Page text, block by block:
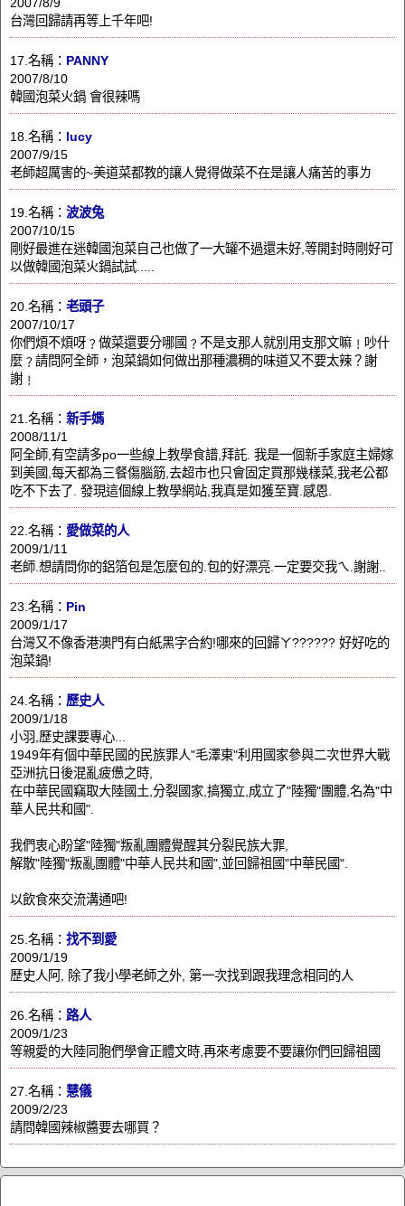
2007/8/9
台灣回歸請再等上千年吧!
17.名稱： PANNY
2007/8/10
韓國泡菜火鍋 會很辣嗎
18.名稱： lucy
2007/9/15
老師超厲害的~美道菜都教的讓人覺得做菜不在是讓人痛苦的事ㄌ
19.名稱： 波波兔
2007/10/15
剛好最進在迷韓國泡菜自己也做了一大罐不過還未好,等開封時剛好可
以做韓國泡菜火鍋試試.....
20.名稱： 老頭子
2007/10/17
你們煩不煩呀﹖做菜還要分哪國﹖不是支那人就別用支那文嘛﹗吵什
麼﹖請問阿全師，泡菜鍋如何做出那種濃稠的味道又不要太辣？謝
謝﹗
21.名稱： 新手媽
2008/11/1
阿全師,有空請多po一些線上教學食譜,拜託. 我是一個新手家庭主婦嫁
到美國,每天都為三餐傷腦筋,去超市也只會固定買那幾樣菜,我老公都
吃不下去了. 發現這個線上教學網站,我真是如獲至寶.感恩.
22.名稱： 愛做菜的人
2009/1/11
老師.想請問你的鋁箔包是怎麼包的.包的好漂亮.一定要交我ㄟ.謝謝..
23.名稱： Pin
2009/1/17
台灣又不像香港澳門有白紙黑字合約!哪來的回歸ㄚ?????? 好好吃的
泡菜鍋!
24.名稱： 歷史人
2009/1/18
小羽,歷史課要專心...
1949年有個中華民國的民族罪人"毛澤東"利用國家參與二次世界大戰
亞洲抗日後混亂疲憊之時,
在中華民國竊取大陸國土,分裂國家,搞獨立,成立了"陸獨"團體,名為"中
華人民共和國".
我們衷心盼望"陸獨"叛亂團體覺醒其分裂民族大罪,
解散"陸獨"叛亂團體"中華人民共和國",並回歸祖國"中華民國".
以飲食來交流溝通吧!
25.名稱： 找不到愛
2009/1/19
歷史人阿, 除了我小學老師之外, 第一次找到跟我理念相同的人
26.名稱： 路人
2009/1/23
等親愛的大陸同胞們學會正體文時,再來考慮要不要讓你們回歸祖國
27.名稱： 慧儀
2009/2/23
請問韓國辣椒醬要去哪買？